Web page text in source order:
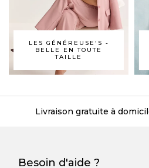
LES GÉNÉREUSE'S -
BELLE EN TOUTE
TAILLE
Livraison gratuite à
Besoin d'aide ?